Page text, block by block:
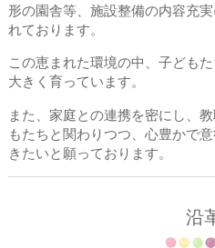
形の園舎等、施設整備の内容充
れております。
この恵まれた環境の中、子ども
大きく育っています。
また、家庭との連携を密にし、
もたちと関わりつつ、心豊かで
きたいと願っております。
沿